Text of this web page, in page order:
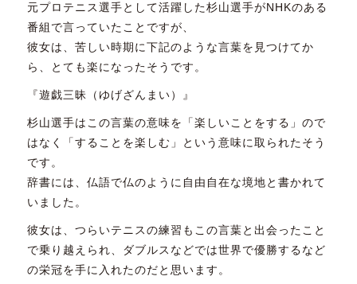
元プロテニス選手として活躍した杉山選手がNHKのある
番組で言っていたことですが、
彼女は、苦しい時期に下記のような言葉を見つけてか
ら、とても楽になったそうです。
『遊戯三昧（ゆげざんまい）』
杉山選手はこの言葉の意味を「楽しいことをする」ので
はなく「することを楽しむ」という意味に取られたそう
です。
辞書には、仏語で仏のように自由自在な境地と書かれて
いました。
彼女は、つらいテニスの練習もこの言葉と出会ったこと
で乗り越えられ、ダブルスなどでは世界で優勝するなど
の栄冠を手に入れたのだと思います。